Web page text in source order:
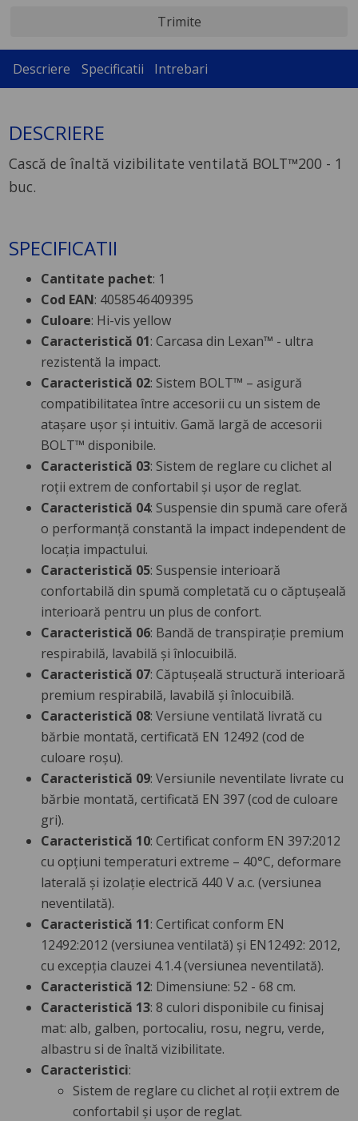
Trimite
Descriere Specificatii Intrebari
DESCRIERE
Cască de înaltă vizibilitate ventilată BOLT™200 - 1
buc.
SPECIFICATII
Cantitate pachet: 1
Cod EAN: 4058546409395
Culoare: Hi-vis yellow
Caracteristică 01: Carcasa din Lexan™ - ultra
rezistentă la impact.
Caracteristică 02: Sistem BOLT™ – asigură
compatibilitatea între accesorii cu un sistem de
atașare ușor și intuitiv. Gamă largă de accesorii
BOLT™ disponibile.
Caracteristică 03: Sistem de reglare cu clichet al
roții extrem de confortabil și ușor de reglat.
Caracteristică 04: Suspensie din spumă care oferă
o performanță constantă la impact independent de
locația impactului.
Caracteristică 05: Suspensie interioară
confortabilă din spumă completată cu o căptușeală
interioară pentru un plus de confort.
Caracteristică 06: Bandă de transpirație premium
respirabilă, lavabilă și înlocuibilă.
Caracteristică 07: Căptușeală structură interioară
premium respirabilă, lavabilă și înlocuibilă.
Caracteristică 08: Versiune ventilată livrată cu
bărbie montată, certificată EN 12492 (cod de
culoare roșu).
Caracteristică 09: Versiunile neventilate livrate cu
bărbie montată, certificată EN 397 (cod de culoare
gri).
Caracteristică 10: Certificat conform EN 397:2012
cu opțiuni temperaturi extreme – 40°C, deformare
laterală și izolație electrică 440 V a.c. (versiunea
neventilată).
Caracteristică 11: Certificat conform EN
12492:2012 (versiunea ventilată) și EN12492: 2012,
cu excepția clauzei 4.1.4 (versiunea neventilată).
Caracteristică 12: Dimensiune: 52 - 68 cm.
Caracteristică 13: 8 culori disponibile cu finisaj
mat: alb, galben, portocaliu, rosu, negru, verde,
albastru si de înaltă vizibilitate.
Caracteristici:
Sistem de reglare cu clichet al roții extrem de
confortabil și ușor de reglat.